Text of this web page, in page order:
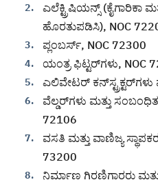
ಎಲೆಕ್ಟ್ರಿಷಿಯನ್ಸ್ (ಕೈಗಾರಿಕಾ
ಹೊರತುಪಡಿಸಿ), NOC
ಪ್ಲಂಬರ್ಸ್, NOC 72300
ಯಂತ್ರ ಫಿಟ್ಟರ್‌ಗಳು, NOC
ಎಲಿವೇಟರ್ ಕನ್‌ಸ್ಟ್ರಕ್ಟರ್‌ಗಳು
ವೆಲ್ಡರ್‌ಗಳು ಮತ್ತು
72106
ವಸತಿ ಮತ್ತು ವಾಣಿಜ್ಯ
73200
ನಿರ್ಮಾಣ ಗಿರಣಿಗಾರರು ಮತ್ತು